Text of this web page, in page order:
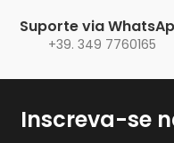
Suporte via
+39. 349 7760165
Inscreva-se